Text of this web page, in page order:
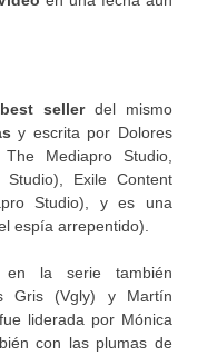
best seller del mismo
y escrita por Dolores
Mediapro Studio,
Exile Content
Studio), y es una
espía arrepentido).
la serie también
Gris (Vgly) y Martín
liderada por Mónica
con las plumas de